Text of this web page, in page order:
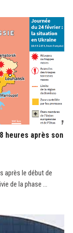
heures après son
après le début de
de la phase ...